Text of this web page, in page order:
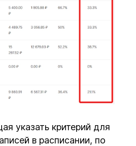
указать критерий для
в расписании, по